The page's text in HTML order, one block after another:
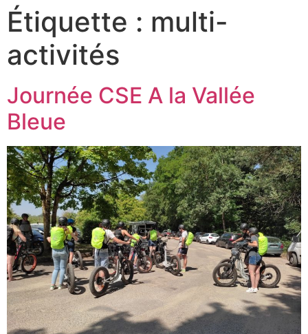
Étiquette : multi-
activités
Journée CSE A la Vallée
Bleue